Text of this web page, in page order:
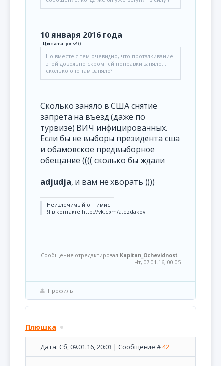
10 января 2016 года
Цитатаijon88()
Но вместе с тем очевидно, что проталкивание
этой довольно скромной поправки заняло...
сколько оно там заняло?
Сколько заняло в США снятие
запрета на въезд (даже по
турвизе) ВИЧ инфицированных.
Если бы не выборы президента сша
и обамовское предвыборное
обещание (((( сколько бы ждали
adjudja, и вам не хворать ))))
Неизлечимый оптимист
Я в контакте http://vk.com/a.ezdakov
Сообщение отредактировал Kapitan_Ochevidnost -
Чт, 07.01.16, 00:05
Профиль
Плюшка
Дата: Сб, 09.01.16, 20:03 | Сообщение #42